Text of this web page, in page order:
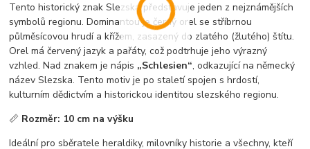
Tento historický znak Slezska představuje jeden z nejznámějších
symbolů regionu. Dominantou je černý orel se stříbrnou
půlměsícovou hrudí a křížem, zasazený do zlatého (žlutého) štítu.
Orel má červený jazyk a pařáty, což podtrhuje jeho výrazný
vzhled. Nad znakem je nápis „Schlesien“, odkazující na německý
název Slezska. Tento motiv je po staletí spojen s hrdostí,
kulturním dědictvím a historickou identitou slezského regionu.
📏 Rozměr: 10 cm na výšku
Ideální pro sběratele heraldiky, milovníky historie a všechny, kteří